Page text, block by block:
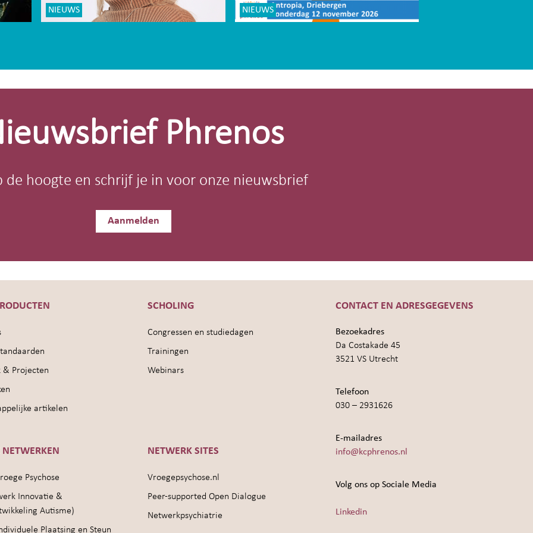
NIEUWS NIEUWS
Phrenos
de hoogte en schrijf je in voor onze nieuwsbrief
Aanmelden
& Projecten
artikelen
SCHOLING
Congressen en studiedagen
Trainingen
Webinars
NETWERKEN
Psychose
Innovatie &
Autisme)
Plaatsing en Steun
NETWERK SITES
Vroegepsychose.nl
Peer-supported Open Dialogue
Netwerkpsychiatrie
CONTACT EN ADRESGEGEVENS
Bezoekadres
Da Costakade 45
3521 VS Utrecht
Telefoon
030 – 2931626
E-mailadres
info@kcphrenos.nl
Volg ons op Sociale Media
Linkedin